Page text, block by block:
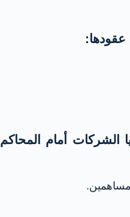
الشركات أمام المحاكم